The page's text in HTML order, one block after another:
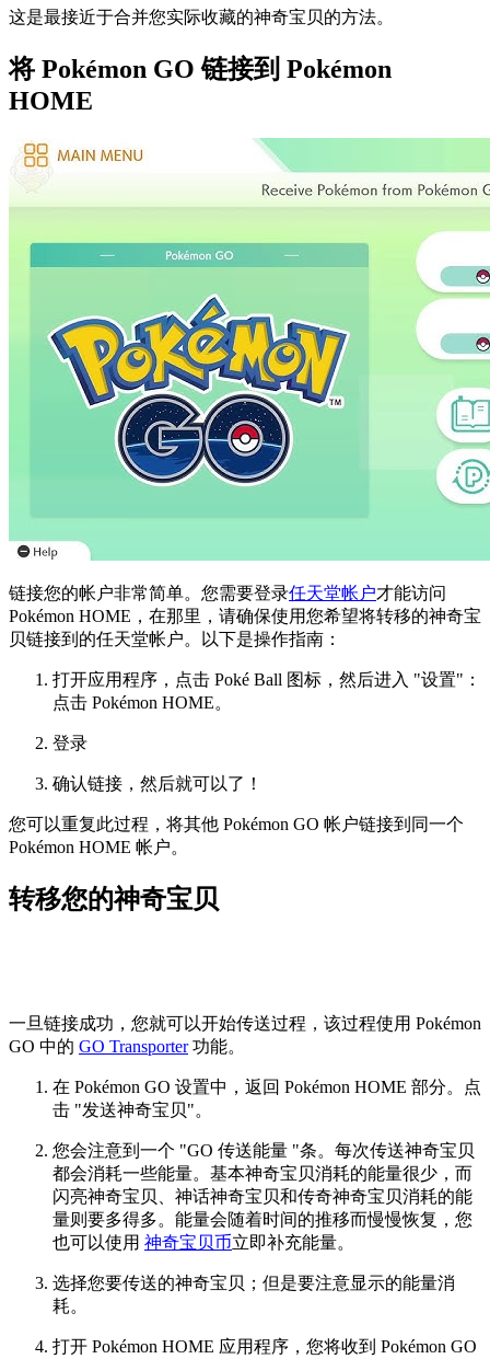
这是最接近于合并您实际收藏的神奇宝贝的方法。
将 Pokémon GO 链接到 Pokémon
HOME
链接您的帐户非常简单。您需要登录任天堂帐户才能访问
Pokémon HOME，在那里，请确保使用您希望将转移的神奇宝
贝链接到的任天堂帐户。以下是操作指南：
打开应用程序，点击 Poké Ball 图标，然后进入 "设置"：
点击 Pokémon HOME。
登录
确认链接，然后就可以了！
您可以重复此过程，将其他 Pokémon GO 帐户链接到同一个
Pokémon HOME 帐户。
转移您的神奇宝贝
一旦链接成功，您就可以开始传送过程，该过程使用 Pokémon
GO 中的 GO Transporter功能。
在 Pokémon GO 设置中，返回 Pokémon HOME 部分。点
击 "发送神奇宝贝"。
您会注意到一个 "GO 传送能量 "条。每次传送神奇宝贝
都会消耗一些能量。基本神奇宝贝消耗的能量很少，而
闪亮神奇宝贝、神话神奇宝贝和传奇神奇宝贝消耗的能
量则要多得多。能量会随着时间的推移而慢慢恢复，您
也可以使用 神奇宝贝币立即补充能量。
选择您要传送的神奇宝贝；但是要注意显示的能量消
耗。
打开 Pokémon HOME 应用程序，您将收到 Pokémon GO